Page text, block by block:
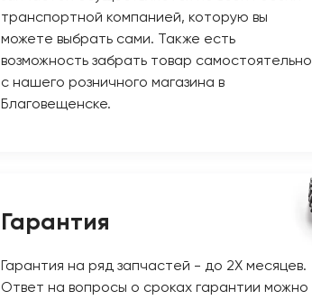
транспортной компанией, которую вы
можете выбрать сами. Также есть
возможность забрать товар самостоятельно
с нашего розничного магазина в
Благовещенске.
Гарантия
Гарантия на ряд запчастей - до 2Х месяцев.
Ответ на вопросы о сроках гарантии можно